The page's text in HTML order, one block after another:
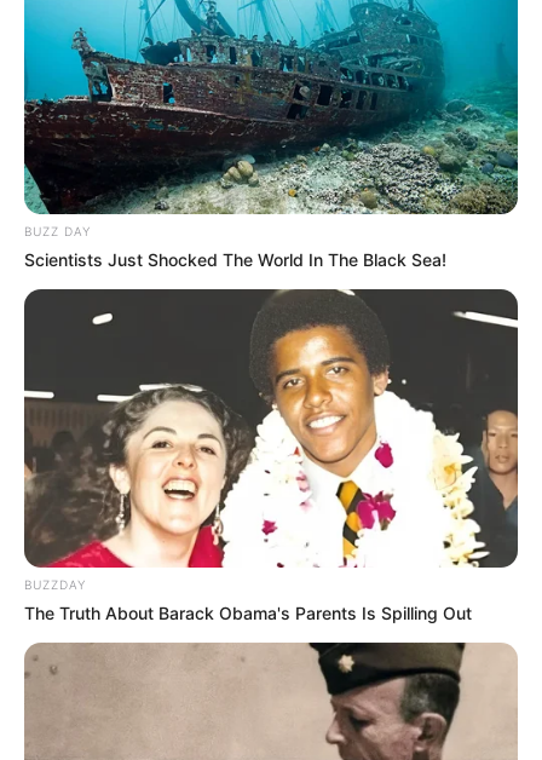
BUZZ DAY
Scientists Just Shocked The World In The Black Sea!
BUZZDAY
The Truth About Barack Obama's Parents Is Spilling Out